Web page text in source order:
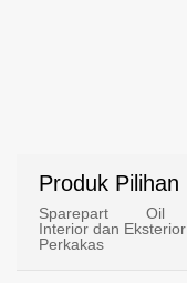
Produk Pilihan
Sparepart Oil
Interior dan Eksterior
Perkakas